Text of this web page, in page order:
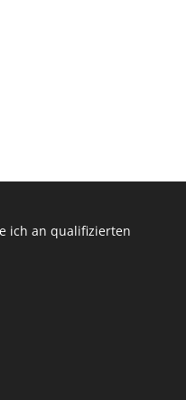
ich an qualifizierten